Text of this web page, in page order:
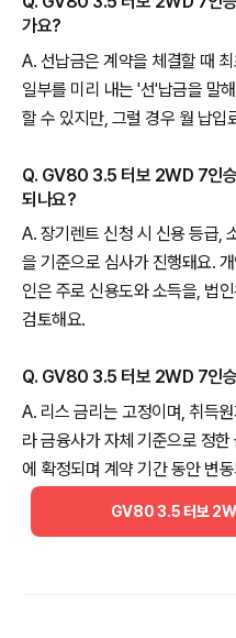
가요?
A. 선납금은 계약을 체결할 때
일부를 미리 내는 '선'납금을 말
할 수 있지만, 그럴 경우 월 납입
Q. GV80 3.5 터보 2WD 7인승
되나요?
A. 장기렌트 신청 시 신용 등급,
을 기준으로 심사가 진행돼요.
인은 주로 신용도와 소득을, 법
검토해요.
Q. GV80 3.5 터보 2WD 7인승
A. 리스 금리는 고정이며, 취득원
라 금융사가 자체 기준으로 정
에 확정되며 계약 기간 동안 변
GV80 3.5 터보